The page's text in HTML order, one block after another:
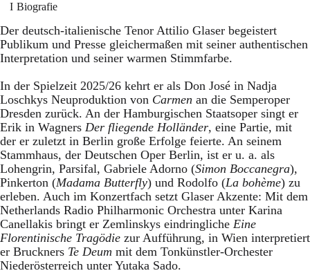
Biografie
Der deutsch-italienische Tenor Attilio Glaser begeistert
Publikum und Presse gleichermaßen mit seiner authentischen
Interpretation und seiner warmen Stimmfarbe.
In der Spielzeit 2025/26 kehrt er als Don José in Nadja
Loschkys Neuproduktion von Carmen an die Semperoper
Dresden zurück. An der Hamburgischen Staatsoper singt er
Erik in Wagners Der fliegende Holländer, eine Partie, mit
der er zuletzt in Berlin große Erfolge feierte. An seinem
Stammhaus, der Deutschen Oper Berlin, ist er u. a. als
Lohengrin, Parsifal, Gabriele Adorno (Simon Boccanegra),
Pinkerton (Madama Butterfly) und Rodolfo (La bohème) zu
erleben. Auch im Konzertfach setzt Glaser Akzente: Mit dem
Netherlands Radio Philharmonic Orchestra unter Karina
Canellakis bringt er Zemlinskys eindringliche Eine
Florentinische Tragödie zur Aufführung, in Wien interpretiert
er Bruckners Te Deum mit dem Tonkünstler-Orchester
Niederösterreich unter Yutaka Sado.